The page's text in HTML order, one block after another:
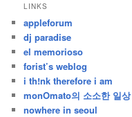
난
글
LINKS
appleforum
dj paradise
el memorioso
forist’s weblog
i th!nk therefore i am
monOmato의 소소한 일상
nowhere in seoul